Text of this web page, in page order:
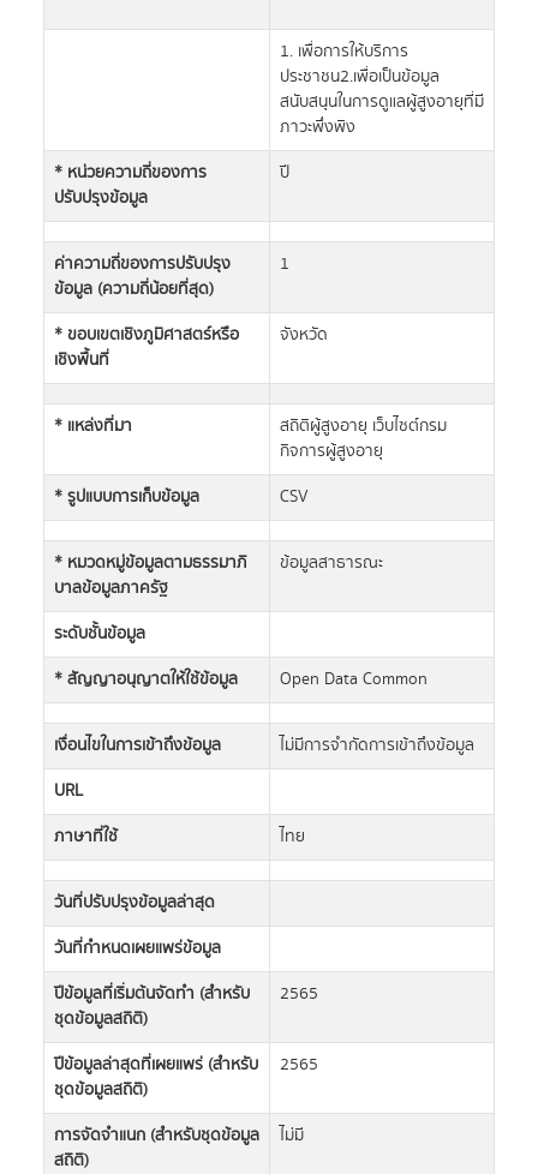
1. เพื่อการให้บริการ
ประชาชน2.เพื่อเป็นข้อมูล
สนับสนุนในการดูแลผู้สูงอายุที่มี
ภาวะพึ่งพิง
* หน่วยความถี่ของการ
ปรับปรุงข้อมูล
ปี
ค่าความถี่ของการปรับปรุง
ข้อมูล (ความถี่น้อยที่สุด)
1
* ขอบเขตเชิงภูมิศาสตร์หรือ
เชิงพื้นที่
จังหวัด
* แหล่งที่มา
สถิติผู้สูงอายุ เว็บไซต์กรม
กิจการผู้สูงอายุ
* รูปแบบการเก็บข้อมูล
CSV
* หมวดหมู่ข้อมูลตามธรรมาภิ
บาลข้อมูลภาครัฐ
ข้อมูลสาธารณะ
ระดับชั้นข้อมูล
* สัญญาอนุญาตให้ใช้ข้อมูล
Open Data Common
เงื่อนไขในการเข้าถึงข้อมูล
ไม่มีการจำกัดการเข้าถึงข้อมูล
URL
ภาษาที่ใช้
ไทย
วันที่ปรับปรุงข้อมูลล่าสุด
วันที่กำหนดเผยแพร่ข้อมูล
ปีข้อมูลที่เริ่มต้นจัดทำ (สำหรับ
ชุดข้อมูลสถิติ)
2565
ปีข้อมูลล่าสุดที่เผยแพร่ (สำหรับ
ชุดข้อมูลสถิติ)
2565
การจัดจำแนก (สำหรับชุดข้อมูล
สถิติ)
ไม่มี